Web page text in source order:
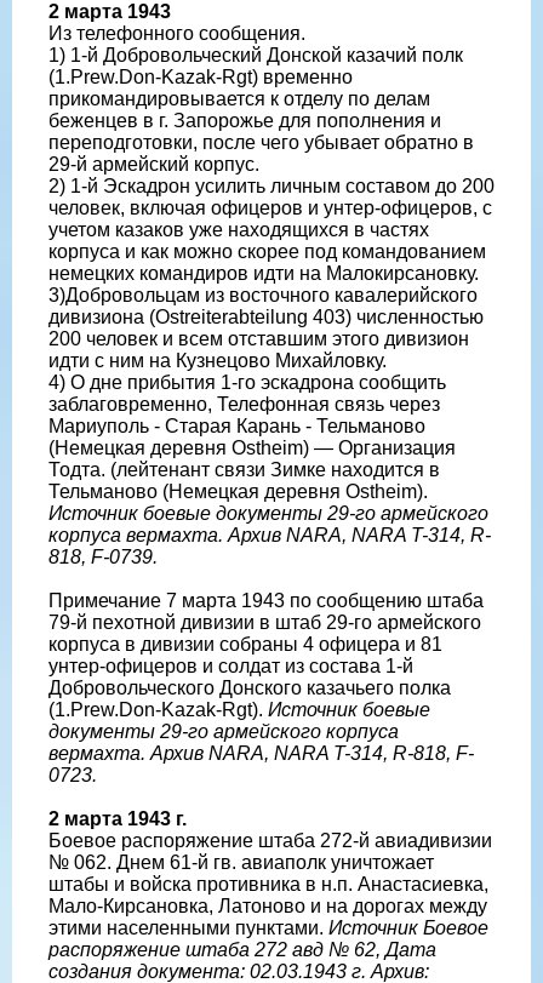
2 марта 1943
Из телефонного сообщения.
1) 1-й Добровольческий Донской казачий полк
(1.Prew.Don-Kazak-Rgt) временно
прикомандировывается к отделу по делам
беженцев в г. Запорожье для пополнения и
переподготовки, после чего убывает обратно в
29-й армейский корпус.
2) 1-й Эскадрон усилить личным составом до 200
человек, включая офицеров и унтер-офицеров, с
учетом казаков уже находящихся в частях
корпуса и как можно скорее под командованием
немецких командиров идти на Малокирсановку.
3)Добровольцам из восточного кавалерийского
дивизиона (Ostreiterabteilung 403) численностью
200 человек и всем отставшим этого дивизион
идти с ним на Кузнецово Михайловку.
4) О дне прибытия 1-го эскадрона сообщить
заблаговременно, Телефонная связь через
Мариуполь - Старая Карань - Тельманово
(Немецкая деревня Ostheim) — Организация
Тодта. (лейтенант связи Зимке находится в
Тельманово (Немецкая деревня Ostheim).
Источник боевые документы 29-го армейского
корпуса вермахта. Архив NARA, NARA T-314, R-
818, F-0739.
Примечание 7 марта 1943 по сообщению штаба
79-й пехотной дивизии в штаб 29-го армейского
корпуса в дивизии собраны 4 офицера и 81
унтер-офицеров и солдат из состава 1-й
Добровольческого Донского казачьего полка
(1.Prew.Don-Kazak-Rgt). Источник боевые
документы 29-го армейского корпуса
вермахта. Архив NARA, NARA T-314, R-818, F-
0723.
2 марта 1943 г.
Боевое распоряжение штаба 272-й авиадивизии
№ 062. Днем 61-й гв. авиаполк уничтожает
штабы и войска противника в н.п. Анастасиевка,
Мало-Кирсановка, Латоново и на дорогах между
этими населенными пунктами. Источник Боевое
распоряжение штаба 272 авд № 62, Дата
создания документа: 02.03.1943 г. Архив: